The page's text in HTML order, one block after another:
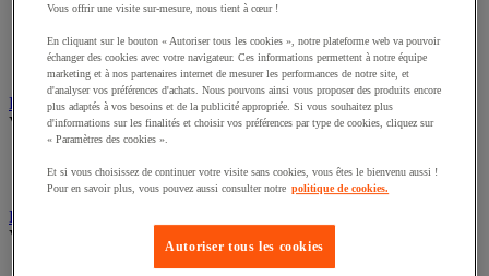
Équipement douche
Équipement salle de bain
Équipement sanitaires
Essuie-mains et distributeur d’essuie-mains
Voir toute la catégorie
Distributeur d'essuie-mains
Essuie-mains en feuilles ou rouleau
Essuyage industriel
Vous offrir une visite sur-mesure, nous tient à cœur !
En cliquant sur le bouton « Autoriser tous les cookies », notre plateforme web va pouvoir
échanger des cookies avec votre navigateur. Ces informations permettent à notre équipe
marketing et à nos partenaires internet de mesurer les performances de notre site, et
d'analyser vos préférences d'achats. Nous pouvons ainsi vous proposer des produits encore
plus adaptés à vos besoins et de la publicité appropriée. Si vous souhaitez plus
d'informations sur les finalités et choisir vos préférences par type de cookies, cliquez sur
« Paramètres des cookies ».
Et si vous choisissez de continuer votre visite sans cookies, vous êtes le bienvenu aussi !
Pour en savoir plus, vous pouvez aussi consulter notre politique de cookies.
Autoriser tous les cookies